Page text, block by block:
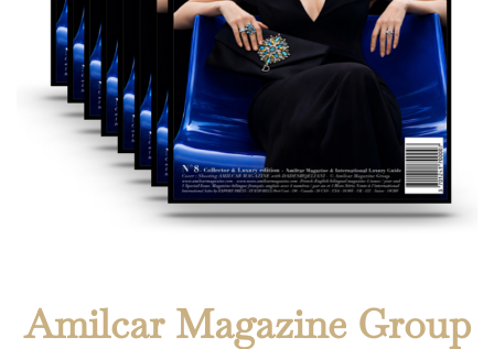
Amilcar Magazine Group